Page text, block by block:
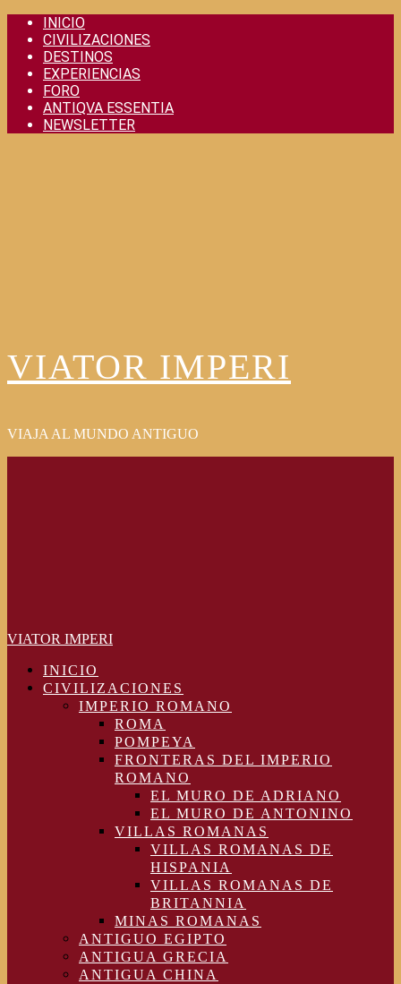
Skip
content
INICIO
CIVILIZACIONES
DESTINOS
EXPERIENCIAS
FORO
ANTIQVA ESSENTIA
NEWSLETTER
VIATOR IMPERI
VIAJA AL MUNDO ANTIGUO
VIATOR IMPERI
INICIO
CIVILIZACIONES
IMPERIO ROMANO
ROMA
POMPEYA
FRONTERAS DEL IMPERIO
ROMANO
EL MURO DE ADRIANO
EL MURO DE ANTONINO
VILLAS ROMANAS
VILLAS ROMANAS DE
HISPANIA
VILLAS ROMANAS DE
BRITANNIA
MINAS ROMANAS
ANTIGUO EGIPTO
ANTIGUA GRECIA
ANTIGUA CHINA